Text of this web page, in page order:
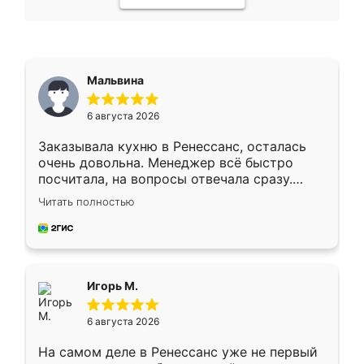
Мальвина
6 августа 2026
Заказывала кухню в Ренессанс, осталась
очень довольна. Менеджер всё быстро
посчитала, на вопросы отвечала сразу.
Замерщик приехал в субботу, подошёл к
делу со всей ответственностью. Собрали
за день, ребята работали аккуратно, даже
Читать полностью
Игорь М.
6 августа 2026
На самом деле в Ренессанс уже не первый